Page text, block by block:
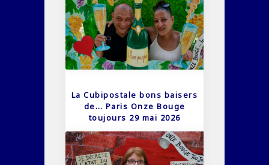
La Cubipostale bons baisers
de… Paris Onze Bouge
toujours 29 mai 2026